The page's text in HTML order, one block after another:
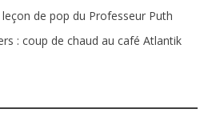
leçon de pop du Professeur Puth
: coup de chaud au café Atlantik